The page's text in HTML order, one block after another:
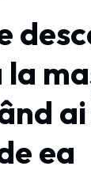
ea